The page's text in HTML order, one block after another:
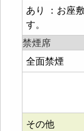
あり ：お座
す。
禁煙席
全面禁煙
その他